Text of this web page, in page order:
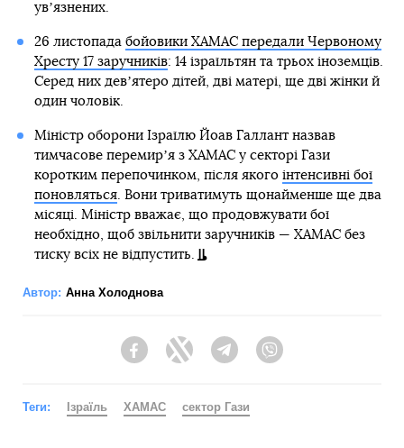
увʼязнених.
26 листопада бойовики ХАМАС передали Червоному
Хресту 17 заручників: 14 ізраїльтян та трьох іноземців.
Серед них девʼятеро дітей, дві матері, ще дві жінки й
один чоловік.
Міністр оборони Ізраїлю Йоав Галлант назвав
тимчасове перемирʼя з ХАМАС у секторі Гази
коротким перепочинком, після якого інтенсивні бої
поновляться. Вони триватимуть щонайменше ще два
місяці. Міністр вважає, що продовжувати бої
необхідно, щоб звільнити заручників — ХАМАС без
тиску всіх не відпустить.
Автор: Анна Холоднова
FacebookTwitter Telegram
Теги: Ізраїль ХАМАС сектор Гази